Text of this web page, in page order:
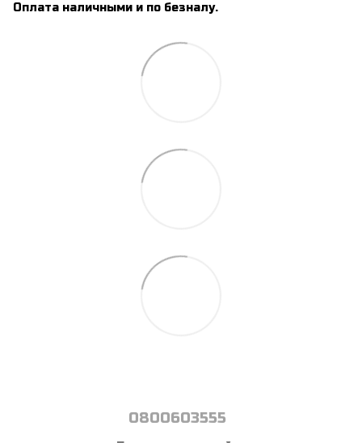
Оплата наличными и по безналу.
0800603555